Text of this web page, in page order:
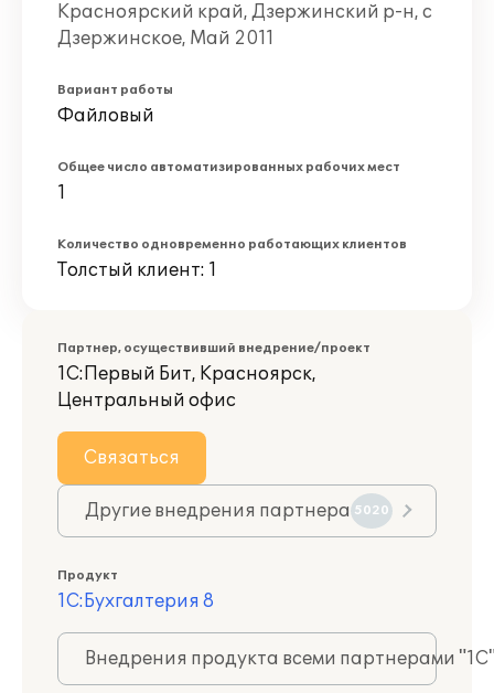
Красноярский край, Дзержинский р-н, с
Дзержинское, Май 2011
Вариант работы
Файловый
Общее число автоматизированных рабочих мест
1
Количество одновременно работающих клиентов
Толстый клиент: 1
Партнер, осуществивший внедрение/проект
1С:Первый Бит, Красноярск,
Центральный офис
Связаться
Другие внедрения партнера 5020
Продукт
1С:Бухгалтерия 8
Внедрения продукта всеми партнерами